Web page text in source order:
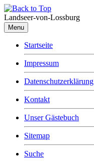
Landseer-von-Lossburg
Menu
Startseite
Impressum
Datenschutzerklärung
Kontakt
Unser Gästebuch
Sitemap
Suche